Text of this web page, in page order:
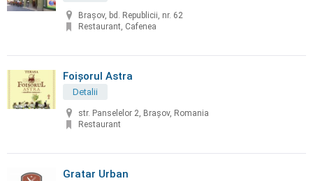
Brașov, bd. Republicii, nr. 62
Restaurant, Cafenea
Foișorul Astra
Detalii
str. Panselelor 2, Brașov, Romania
Restaurant
Gratar Urban